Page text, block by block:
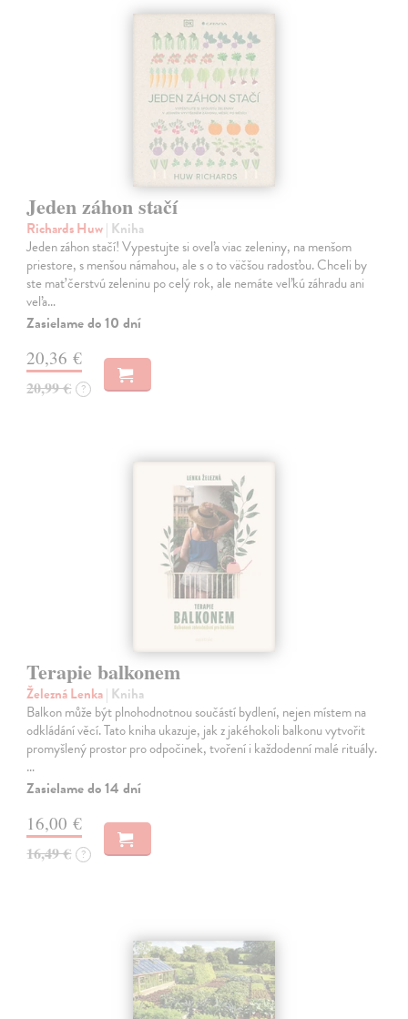
Jeden záhon stačí
Richards Huw| Kniha
Jeden záhon stačí! Vypestujte si oveľa viac zeleniny, na menšom
priestore, s menšou námahou, ale s o to väčšou radosťou. Chceli by
ste mať čerstvú zeleninu po celý rok, ale nemáte veľkú záhradu ani
veľa…
Zasielame do 10 dní
20,36 €
20,99 € ?
Terapie balkonem
Železná Lenka| Kniha
Balkon může být plnohodnotnou součástí bydlení, nejen místem na
odkládání věcí. Tato kniha ukazuje, jak z jakéhokoli balkonu vytvořit
promyšlený prostor pro odpočinek, tvoření i každodenní malé rituály.
…
Zasielame do 14 dní
16,00 €
16,49 € ?